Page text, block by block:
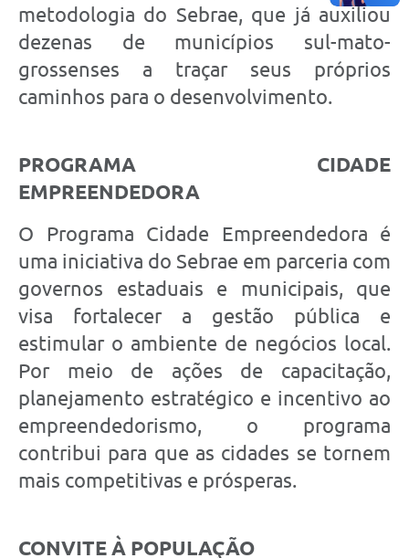
metodologia do Sebrae, que já auxiliou
dezenas de municípios sul-mato-
grossenses a traçar seus próprios
caminhos para o desenvolvimento.
PROGRAMA CIDADE
EMPREENDEDORA
O Programa Cidade Empreendedora é
uma iniciativa do Sebrae em parceria com
governos estaduais e municipais, que
visa fortalecer a gestão pública e
estimular o ambiente de negócios local.
Por meio de ações de capacitação,
planejamento estratégico e incentivo ao
empreendedorismo, o programa
contribui para que as cidades se tornem
mais competitivas e prósperas.
CONVITE À POPULAÇÃO